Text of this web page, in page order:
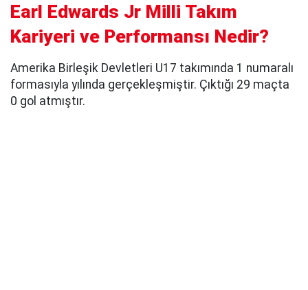
Earl Edwards Jr Milli Takım
Kariyeri ve Performansı Nedir?
Amerika Birleşik Devletleri U17 takımında 1 numaralı
formasıyla yılında gerçekleşmiştir. Çıktığı 29 maçta
0 gol atmıştır.